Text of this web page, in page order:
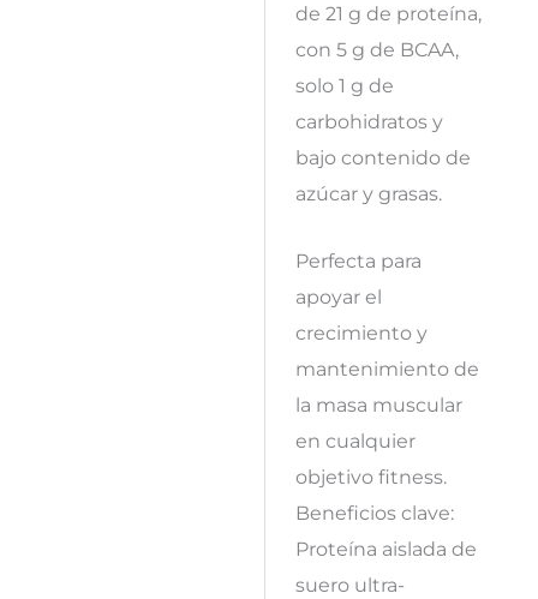
de 21 g de proteína,
con 5 g de BCAA,
solo 1 g de
carbohidratos y
bajo contenido de
azúcar y grasas.
Perfecta para
apoyar el
crecimiento y
mantenimiento de
la masa muscular
en cualquier
objetivo fitness.
Beneficios clave:
Proteína aislada de
suero ultra-